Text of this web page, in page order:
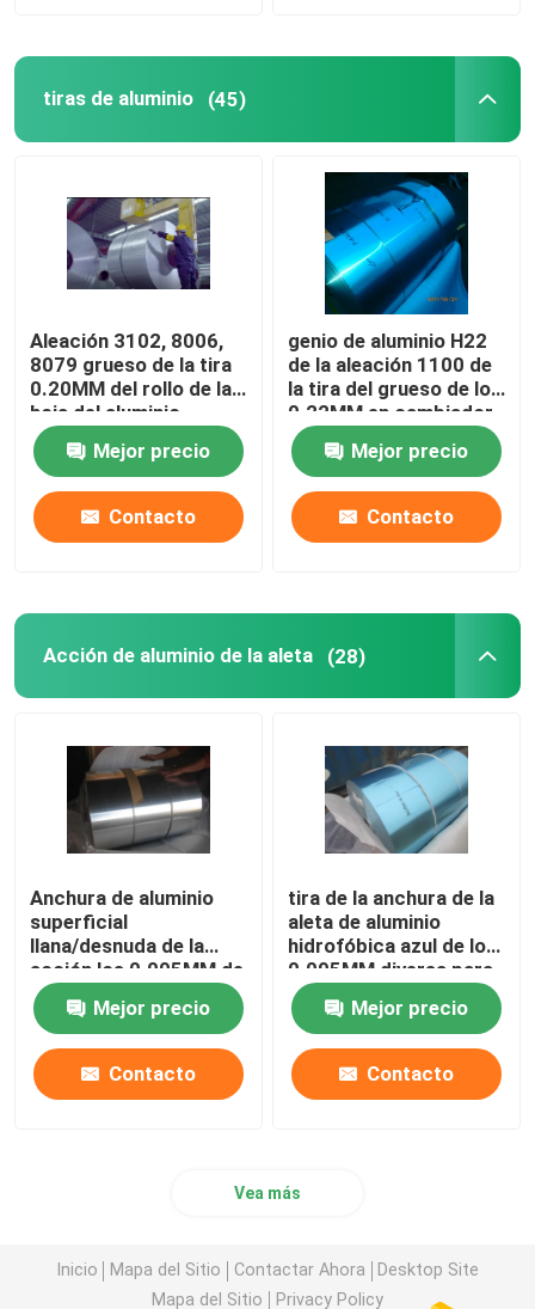
tiras de aluminio (45)
Aleación 3102, 8006,
8079 grueso de la tira
0.20MM del rollo de la
hoja del aluminio
Mejor precio
Contacto
genio de aluminio H22
de la aleación 1100 de
la tira del grueso de los
0.22MM en cambiador
de calor
Mejor precio
Contacto
Acción de aluminio de la aleta (28)
Anchura de aluminio
superficial
llana/desnuda de la
acción los 0.095MM de
la aleta diversa
Mejor precio
Contacto
tira de la anchura de la
aleta de aluminio
hidrofóbica azul de los
0.095MM diversa para
el aire acondicionado
Mejor precio
Contacto
Vea más
Inicio Mapa del Sitio Contactar Ahora
Desktop Site
Mapa del Sitio
Privacy Policy